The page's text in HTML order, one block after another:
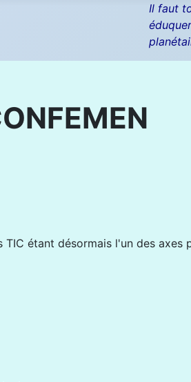
Il faut
étant désormais l'un des axes